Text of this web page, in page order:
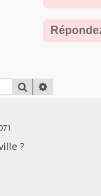
RECHERCHER
?